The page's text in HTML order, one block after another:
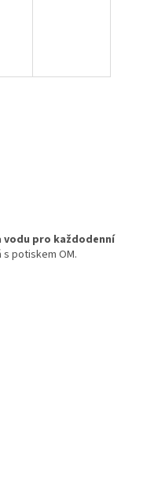
vodu pro každodenní
potiskem OM.